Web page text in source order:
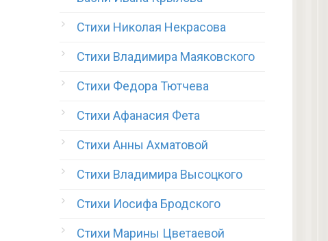
Стихи Николая Некрасова
Стихи Владимира Маяковского
Стихи Федора Тютчева
Стихи Афанасия Фета
Стихи Анны Ахматовой
Стихи Владимира Высоцкого
Стихи Иосифа Бродского
Стихи Марины Цветаевой